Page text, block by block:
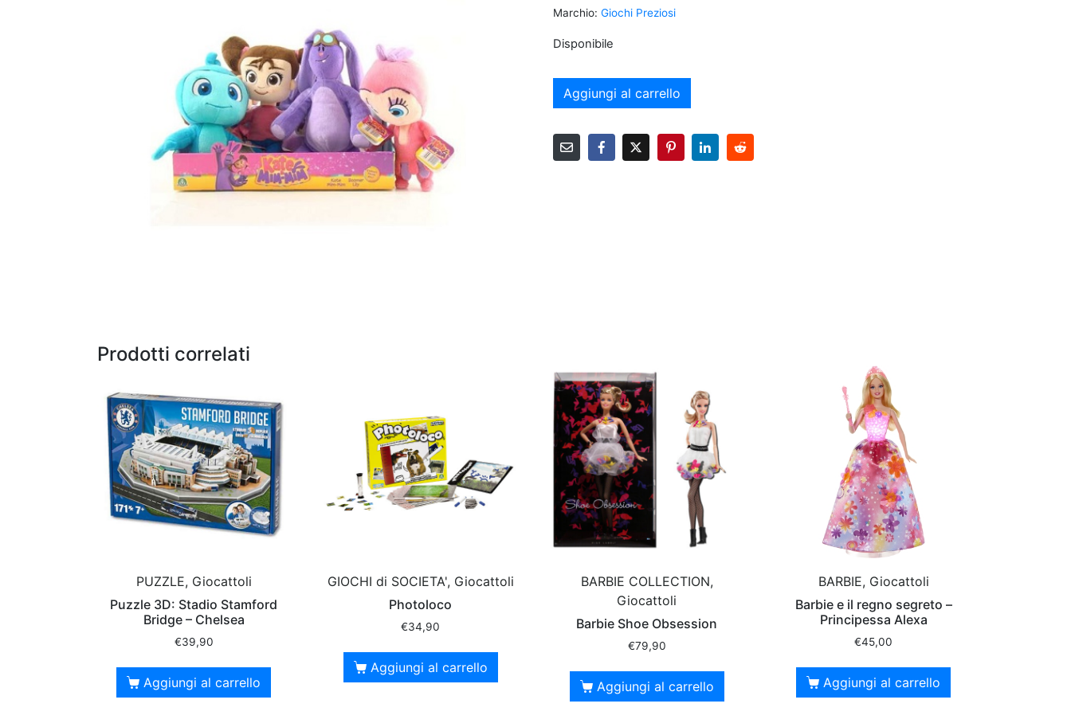
Marchio: Giochi Preziosi
Disponibile
Aggiungi al carrello
Prodotti correlati
PUZZLE, Giocattoli
Puzzle 3D: Stadio Stamford
Bridge – Chelsea
€39,90
Aggiungi al carrello
GIOCHI di SOCIETA', Giocattoli
Photoloco
€34,90
Aggiungi al carrello
BARBIE COLLECTION,
Giocattoli
Barbie Shoe Obsession
€79,90
Aggiungi al carrello
BARBIE, Giocattoli
Barbie e il regno segreto –
Principessa Alexa
€45,00
Aggiungi al carrello